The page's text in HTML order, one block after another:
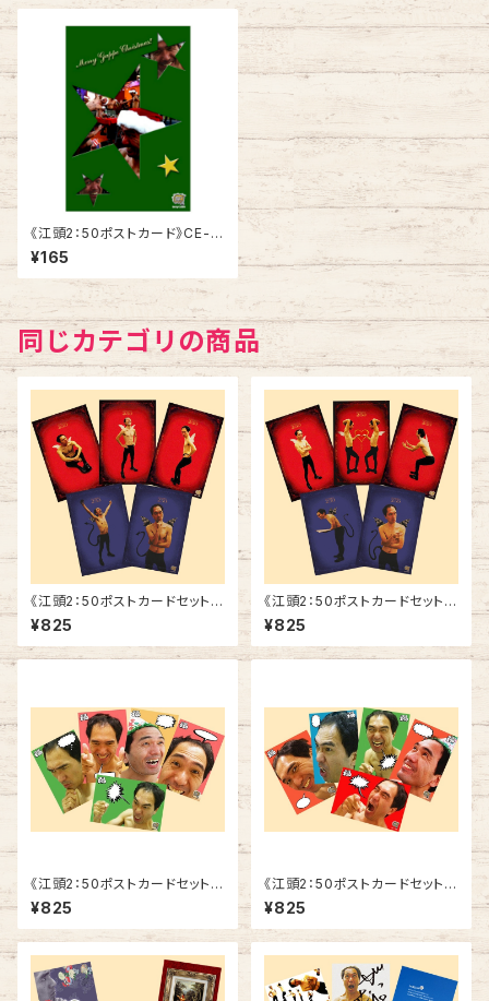
《江頭2：50ポストカード》CE-C
4／ クリスマスカード 星
¥165
同じカテゴリの商品
《江頭2：50ポストカードセット》
SCE-ED2
¥825
《江頭2：50ポストカードセット》
SCE-ED1
¥825
《江頭2：50ポストカードセット》
SCE-F2
¥825
《江頭2：50ポストカードセット》
SCE-F1
¥825